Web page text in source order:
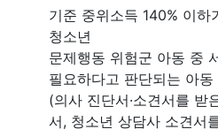
기준 중위소득 140% 이하
청소년
문제행동 위험군 아동 중
필요하다고 판단되는 아동
(의사 진단서·소견서를 받
서, 청소년 상담사 소견서